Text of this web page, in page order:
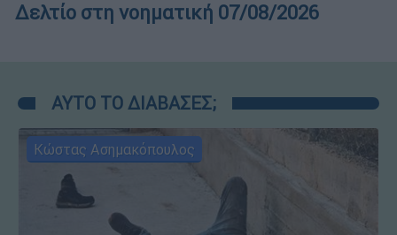
Δελτίο στη νοηματική 07/08/2026
ΑΥΤΟ ΤΟ ΔΙΑΒΑΣΕΣ;
Κώστας Ασημακόπουλος